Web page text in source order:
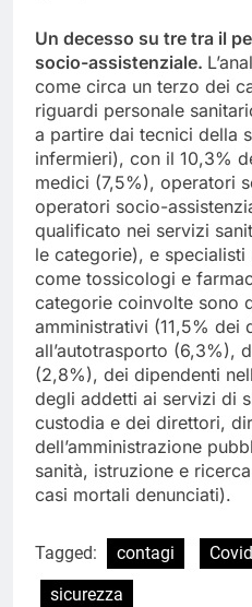
Un decesso su tre tra il
socio-assistenziale.
come circa un terzo dei
riguardi personale
a partire dai tecnici della
infermieri), con il 10,3%
medici (7,5%), operatori
operatori socio-
qualificato nei servizi
le categorie), e
come tossicologi e
categorie coinvolte sono
amministrativi (11,5% dei
all’autotrasporto (6,3%),
(2,8%), dei dipendenti
degli addetti ai servizi di
custodia e dei direttori,
dell’amministrazione
sanità, istruzione e
casi mortali denunciati).
Tagged: contagi
sicurezza